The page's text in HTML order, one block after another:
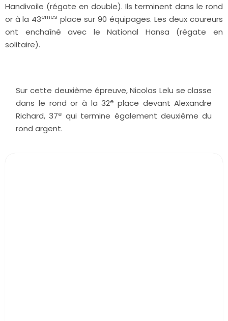
Handivoile (régate en double). Ils terminent dans le rond
or à la 43emes place sur 90 équipages. Les deux coureurs
ont enchaîné avec le National Hansa (régate en
solitaire).
Sur cette deuxième épreuve, Nicolas Lelu se classe
dans le rond or à la 32e place devant Alexandre
Richard, 37e qui termine également deuxième du
rond argent.